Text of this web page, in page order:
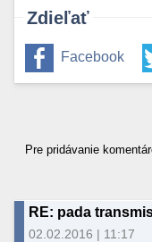
Zdieľať
Facebook
Pre pridávanie
RE: pada
02.02.2016 | 11:17